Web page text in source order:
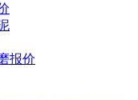
报价